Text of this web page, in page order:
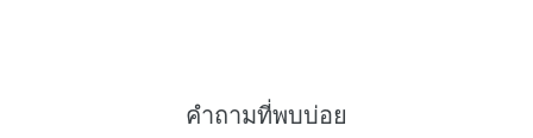
คำถามที่พบบ่อย